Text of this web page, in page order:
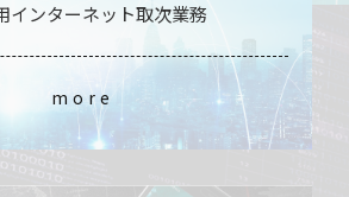
です。
インターネット取次業務
more